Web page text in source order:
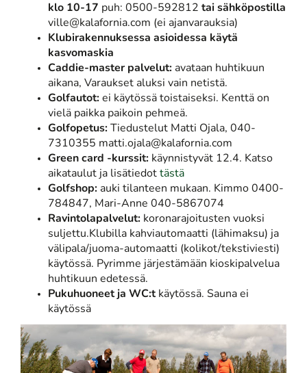
klo 10-17 puh: 0500-592812 tai sähköpostilla
ville@kalafornia.com​​​​​​​ (ei ajanvarauksia)
Klubirakennuksessa asioidessa käytä
kasvomaskia
Caddie-master palvelut: avataan huhtikuun
aikana, Varaukset aluksi vain netistä.
Golfautot: ei käytössä toistaiseksi. Kenttä on
vielä paikka paikoin pehmeä.
Golfopetus: Tiedustelut Matti Ojala, 040-
7310355 matti.ojala@kalafornia.com
Green card -kurssit: käynnistyvät 12.4. Katso
aikataulut ja lisätiedot tästä
Golfshop: auki tilanteen mukaan. Kimmo 0400-
784847, Mari-Anne 040-5867074
Ravintolapalvelut: koronarajoitusten vuoksi
suljettu.Klubilla kahviautomaatti (lähimaksu) ja
välipala/juoma-automaatti (kolikot/tekstiviesti)
käytössä. Pyrimme järjestämään kioskipalvelua
huhtikuun edetessä.
Pukuhuoneet ja WC:t käytössä. Sauna ei
käytössä